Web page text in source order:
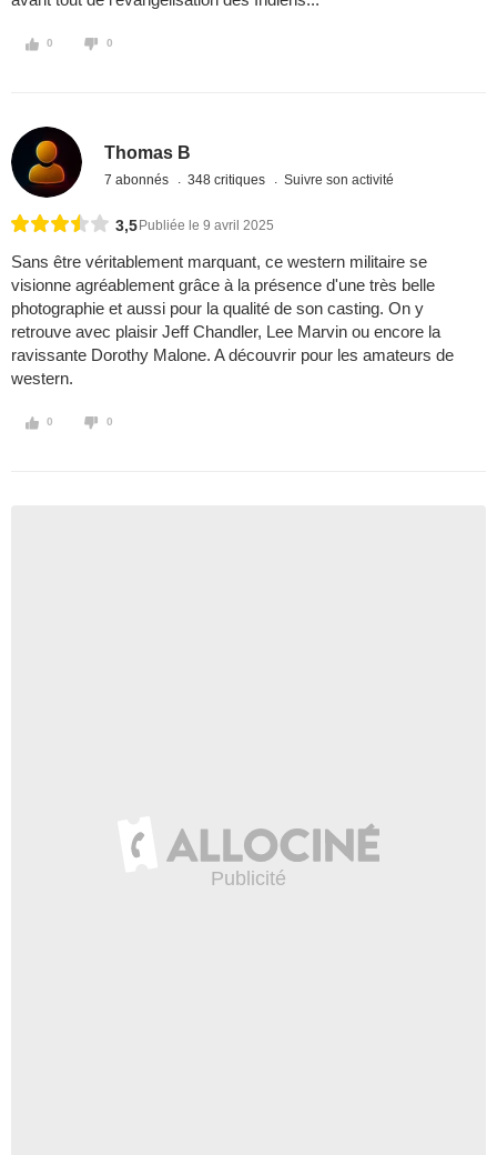
0 0
Thomas B
7 abonnés 348 critiques Suivre son activité
3,5 Publiée le 9 avril 2025
Sans être véritablement marquant, ce western militaire se
visionne agréablement grâce à la présence d'une très belle
photographie et aussi pour la qualité de son casting. On y
retrouve avec plaisir Jeff Chandler, Lee Marvin ou encore la
ravissante Dorothy Malone. A découvrir pour les amateurs de
western.
0 0